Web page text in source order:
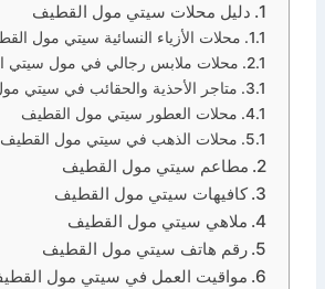
دليل محلات سيتي مول القطيف
محلات الأزياء النسائية سيتي مول
محلات ملابس رجالي في مول سيتي
متاجر الأحذية والحقائب في سيتي
محلات العطور سيتي مول القطيف
محلات الذهب في سيتي مول القطيف
مطاعم سيتي مول القطيف
كافيهات سيتي مول القطيف
ملاهي سيتي مول القطيف
رقم هاتف سيتي مول القطيف
مواقيت العمل في سيتي مول